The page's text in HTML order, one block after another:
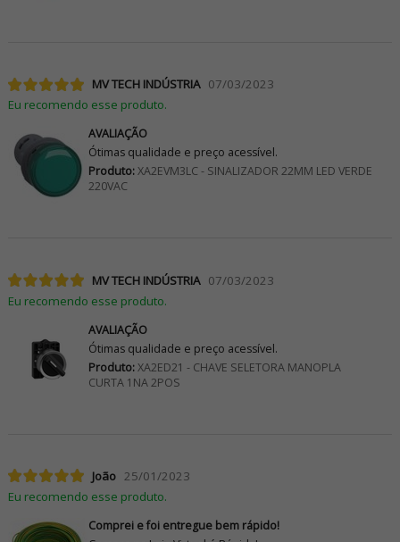
MV TECH INDÚSTRIA 07/03/2023
Eu recomendo esse produto.
AVALIAÇÃO
Ótimas qualidade e preço acessível.
Produto:XA2EVM3LC - SINALIZADOR 22MM LED VERDE
220VAC
MV TECH INDÚSTRIA 07/03/2023
Eu recomendo esse produto.
AVALIAÇÃO
Ótimas qualidade e preço acessível.
Produto:XA2ED21 - CHAVE SELETORA MANOPLA
CURTA 1NA 2POS
João 25/01/2023
Eu recomendo esse produto.
Comprei e foi entregue bem rápido!